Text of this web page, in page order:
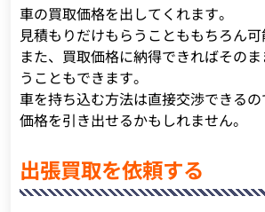
車の買取価格を出してくれます。
見積もりだけもらうことももちろん可
また、買取価格に納得できればその
うこともできます。
車を持ち込む方法は直接交渉できる
価格を引き出せるかもしれません。
出張買取を依頼する